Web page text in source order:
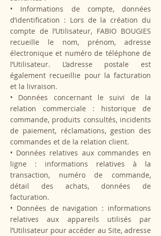
• Informations de compte, données
d’identification : Lors de la création du
compte de l’Utilisateur, FABIO BOUGIES
recueille le nom, prénom, adresse
électronique et numéro de téléphone de
l’Utilisateur. L’adresse postale est
également recueillie pour la facturation
et la livraison.
• Données concernant le suivi de la
relation commerciale : historique de
commande, produits consultés, incidents
de paiement, réclamations, gestion des
commandes et de la relation client.
• Données relatives aux commandes en
ligne : informations relatives à la
transaction, numéro de commande,
détail des achats, données de
facturation.
• Données de navigation : informations
relatives aux appareils utilisés par
l’Utilisateur pour accéder au Site, adresse